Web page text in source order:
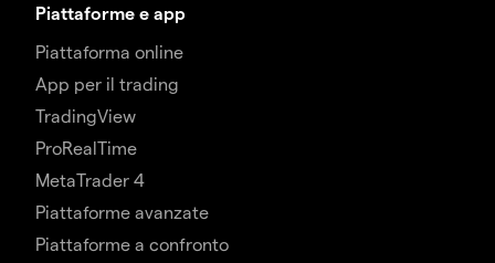
Piattaforme e app
Piattaforma online
App per il trading
TradingView
ProRealTime
MetaTrader 4
Piattaforme avanzate
Piattaforme a confronto